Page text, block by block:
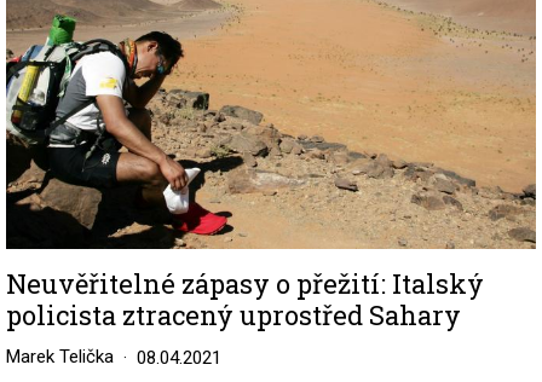
Neuvěřitelné zápasy o přežití: Italský
policista ztracený uprostřed Sahary
Marek Telička 08.04.2021